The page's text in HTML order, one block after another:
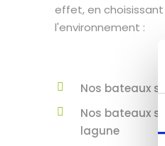
effet, en
l'environnement :
Nos bateaux
Nos bateaux
lagune